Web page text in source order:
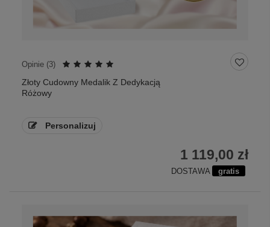
Opinie (3)
Złoty Cudowny Medalik Z Dedykacją
Różowy
Personalizuj
1 119,00 zł
DOSTAWA gratis